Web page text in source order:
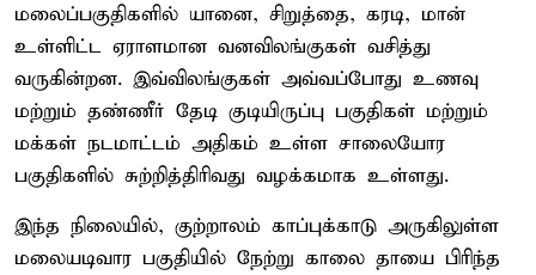
மலைப்பகுதிகளில் யானை, சிறுத்தை, கரடி, மான்
உள்ளிட்ட ஏராளமான வனவிலங்குகள் வசித்து
வருகின்றன. இவ்விலங்குகள் அவ்வப்போது உணவு
மற்றும் தண்ணீர் தேடி குடியிருப்பு பகுதிகள் மற்றும்
மக்கள் நடமாட்டம் அதிகம் உள்ள சாலையோர
பகுதிகளில் சுற்றித்திரிவது வழக்கமாக உள்ளது.
இந்த நிலையில், குற்றாலம் காப்புக்காடு அருகிலுள்ள
மலையடிவார பகுதியில் நேற்று காலை தாயை பிரிந்த